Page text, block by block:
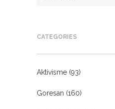
CATEGORIES
Aktivisme (93)
Goresan (160)